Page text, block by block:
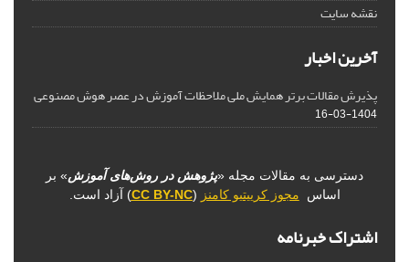
نقشه سایت
آخرین اخبار
پذیرش مقالات برتر همایش ملی ملاحظات آموزش در عصر هوش مصنوعی
1404-03-16
دسترسی به مقالات مجله «پژوهش در روش‌های آموزش» بر
اساس مجوز کرییتیو کامنز (
CC BY-NC) آزاد است.
اشتراک خبرنامه